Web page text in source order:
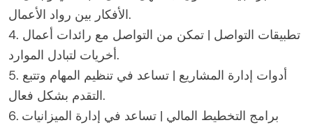
الأفكار بين رواد الأعمال.
4. تطبيقات التواصل | تمكن من التواصل مع رائدات أعمال
أخريات لتبادل الموارد.
5. أدوات إدارة المشاريع | تساعد في تنظيم المهام وتتبع
التقدم بشكل فعال.
6. برامج التخطيط المالي | تساعد في إدارة الميزانيات